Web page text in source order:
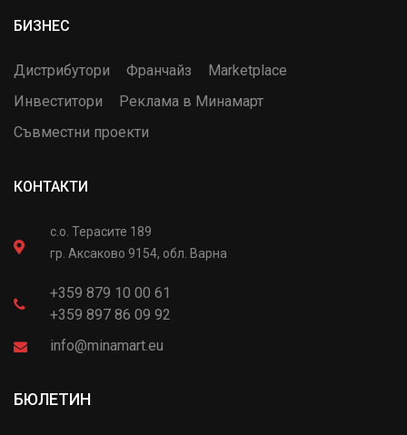
БИЗНЕС
Дистрибутори Франчайз
Marketplace
Инвеститори
Реклама в Минамарт
Съвместни проекти
КОНТАКТИ
с.о. Терасите 189
гр. Аксаково 9154, обл. Варна
+359 879 10 00 61
+359 897 86 09 92
info@minamart.eu
БЮЛЕТИН